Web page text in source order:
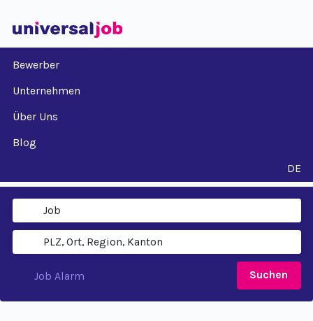
Bewerber
Unternehmen
Über Uns
Blog
DE
Suchen
Job Alarm